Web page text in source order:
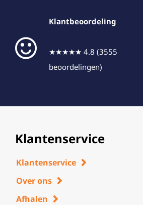
Klantbeoordeling
★★★★★ 4.8 (3555
beoordelingen)
Klantenservice
Klantenservice
Over ons
Afhalen